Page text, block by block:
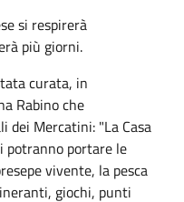
si respirerà
più giorni.
curata, in
Rabino che
dei Mercatini: "La Casa
potranno portare le
vivente, la pesca
giochi, punti